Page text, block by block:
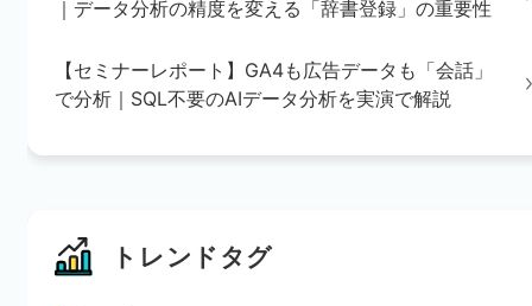
｜データ分析の精度を変える「辞書登録」の重要性
【セミナーレポート】GA4も広告データも「会話」
で分析｜SQL不要のAIデータ分析を実演で解説
トレンドタグ